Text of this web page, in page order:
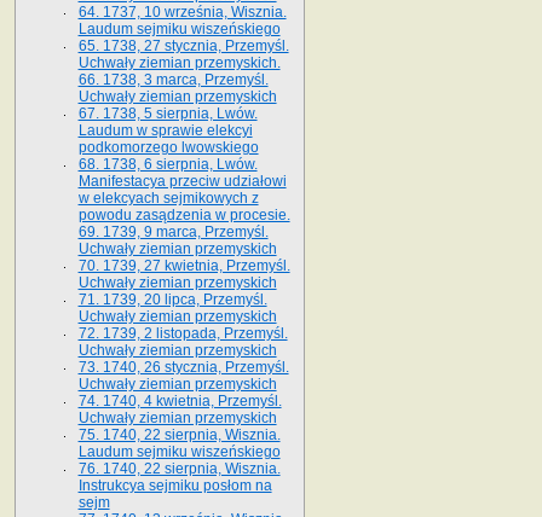
64. 1737, 10 września, Wisznia.
Laudum sejmiku wiszeńskiego
65. 1738, 27 stycznia, Przemyśl.
Uchwały ziemian przemyskich­­.
66. 1738, 3 marca, Przemyśl.
Uchwały ziemian przemyskich­
67. 1738, 5 sierpnia, Lwów.
Laudum w sprawie elekcyi
podkomorzego lwowskiego
68. 1738, 6 sierpnia, Lwów.
Manifestacya przeciw udziałowi
w elekcyach sejmikowych z
powodu zasądzenia w procesie.
69. 1739, 9 marca, Przemyśl.
Uchwały ziemian przemyskich
70. 1739, 27 kwietnia, Przemyśl.
Uchwały ziemian przemyskich
71. 1739, 20 lipca, Przemyśl.
Uchwały ziemian przemyskich
72. 1739, 2 listopada, Przemyśl.
Uchwały ziemian przemyskich
73. 1740, 26 stycznia, Przemyśl.
Uchwały ziemian przemyskich
74. 1740, 4 kwietnia, Przemyśl.
Uchwały ziemian przemyskich
75. 1740, 22 sierpnia, Wisznia.
Laudum sejmiku wiszeńskiego
76. 1740, 22 sierpnia, Wisznia.
Instrukcya sejmiku posłom na
sejm